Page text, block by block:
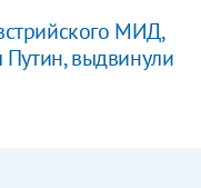
МИД,
Путин, выдвинули